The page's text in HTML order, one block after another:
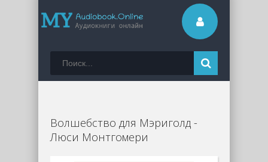
Волшебство для Мэриголд -
Люси Монтгомери